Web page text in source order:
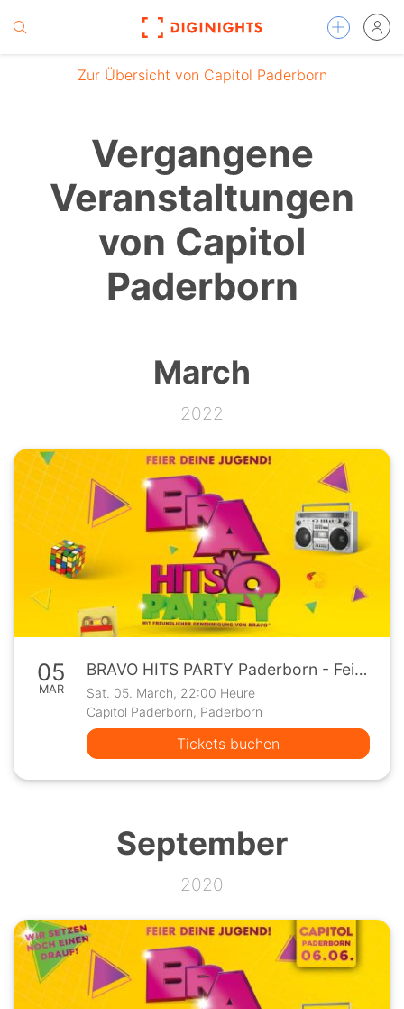
Zur Übersicht von Capitol Paderborn
Vergangene
Veranstaltungen
von Capitol
Paderborn
March
2022
05
MAR
BRAVO HITS PARTY Paderborn - Feier deine Jugend!
Sat. 05. March, 22:00 Heure
Capitol Paderborn, Paderborn
Tickets buchen
September
2020